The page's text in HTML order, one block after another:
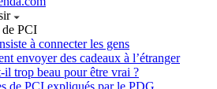
PCI
à connecter les gens
envoyer des cadeaux à l’étranger
il trop beau pour être vrai ?
de PCI expliqués par le PDG